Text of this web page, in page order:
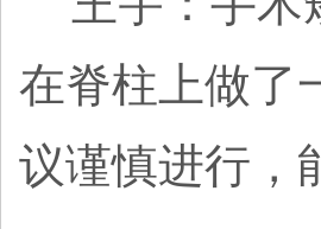
在脊柱上做了
议谨慎进行，